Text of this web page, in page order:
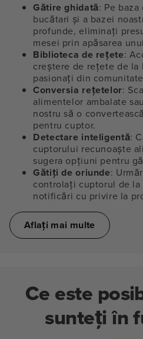
Gătire ghidată: Pe
bucătari și a bazei
profunde, eliminați
mesei prin apăsarea
Biblioteca de rețete:
creștere de rețete de la
pasionați din
Conversia rețetelor:
alimentelor ambalate
nostru să o
pentru cuptor.
Detectare inteligentă:
cuptorului recunoaște
sugera opțiuni pentru
Gătiți de oriunde:
controlați cuptorul de
notificări cu privire la
Aflați mai multe
Ce este
sunteți în